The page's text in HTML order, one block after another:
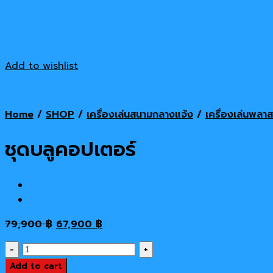
Add to wishlist
Home / SHOP / เครื่องเล่นสนามกลางแจ้ง / เครื่องเล่นพลา
ชุดบลูคอปเตอร์
79,900฿ Original
was:
79,900 ฿.
67,900฿
is:
ชุด
บลู
Add to cart